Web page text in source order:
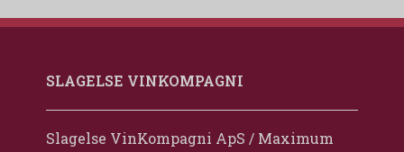
SLAGELSE VINKOMPAGNI
Slagelse VinKompagni ApS / Maximum